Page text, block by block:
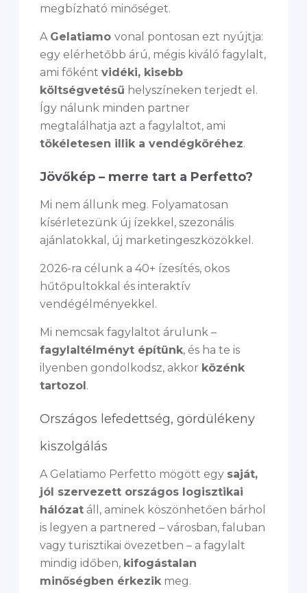
megbízható minőséget.
A Gelatiamo vonal pontosan ezt nyújtja:
egy elérhetőbb árú, mégis kiváló fagylalt,
ami főként vidéki, kisebb
költségvetésű helyszíneken terjedt el.
Így nálunk minden partner
megtalálhatja azt a fagylaltot, ami
tökéletesen illik a vendégköréhez.
Jövőkép – merre tart a Perfetto?
Mi nem állunk meg. Folyamatosan
kísérletezünk új ízekkel, szezonális
ajánlatokkal, új marketingeszközökkel.
2026-ra célunk a 40+ ízesítés, okos
hűtőpultokkal és interaktív
vendégélményekkel.
Mi nemcsak fagylaltot árulunk –
fagylaltélményt építünk, és ha te is
ilyenben gondolkodsz, akkor közénk
tartozol.
Országos lefedettség, gördülékeny
kiszolgálás
A Gelatiamo Perfetto mögött egy saját,
jól szervezett országos logisztikai
hálózat áll, aminek köszönhetően bárhol
is legyen a partnered – városban, faluban
vagy turisztikai övezetben – a fagylalt
mindig időben, kifogástalan
minőségben érkezik meg.